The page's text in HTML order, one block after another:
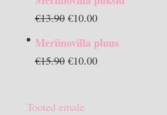
€13.90 Algne
€10.00Praegune
on:
Meriinovilla pluus
€15.90 Algne
€10.00Praegune
Tooted emale